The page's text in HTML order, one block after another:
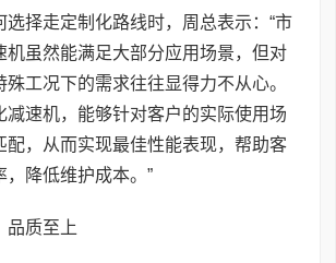
选择走定制化路线时，周总表示：“市
机虽然能满足大部分应用场景，但对
工况下的需求往往显得力不从心。
减速机，能够针对客户的实际使用场
配，从而实现最佳性能表现，帮助客
，降低维护成本。”
品质至上